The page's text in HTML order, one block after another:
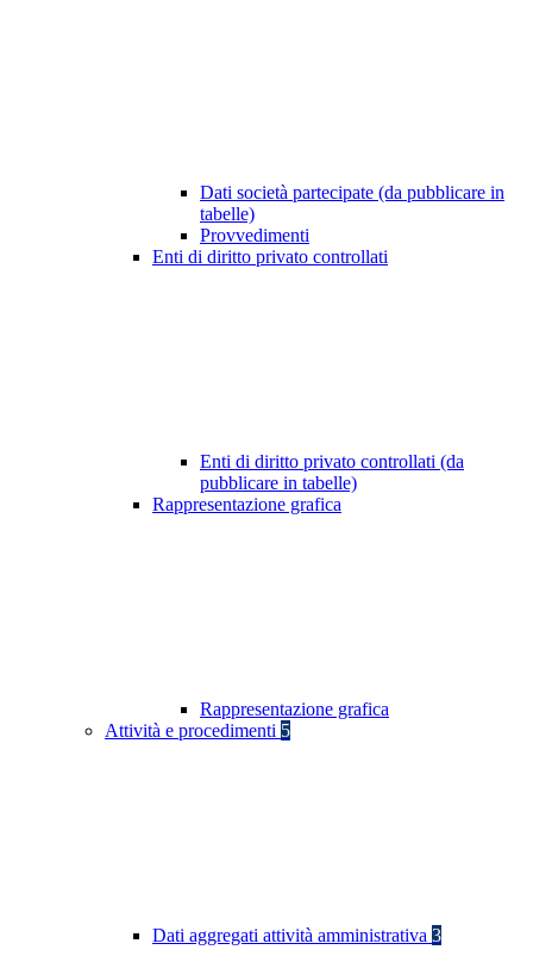
Dati società partecipate (da pubblicare in
tabelle)
Provvedimenti
Enti di diritto privato controllati
Enti di diritto privato controllati (da
pubblicare in tabelle)
Rappresentazione grafica
Rappresentazione grafica
Attività e procedimenti 5
Dati aggregati attività amministrativa 3